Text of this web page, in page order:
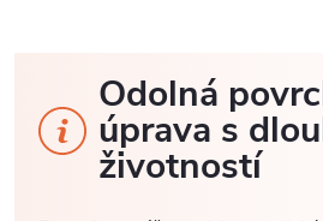
Odolná
úprava s
životností